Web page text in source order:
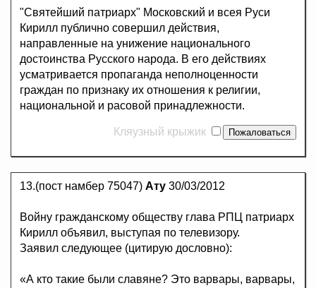
"Святейший патриарх" Московский и всея Руси
Кирилл публично совершил действия,
направленные на унижение национального
достоинства Русского народа. В его действиях
усматривается пропаганда неполноценности
граждан по признаку их отношения к религии,
национальной и расовой принадлежности.
Кляузный крыжик
13.(пост намбер 75047) Ату 30/03/2012
Войну гражданскому обществу глава РПЦ патриарх
Кирилл объявил, выступая по телевизору.
Заявил следующее (цитирую дословно):
«А кто такие были славяне? Это варвары, варвары,